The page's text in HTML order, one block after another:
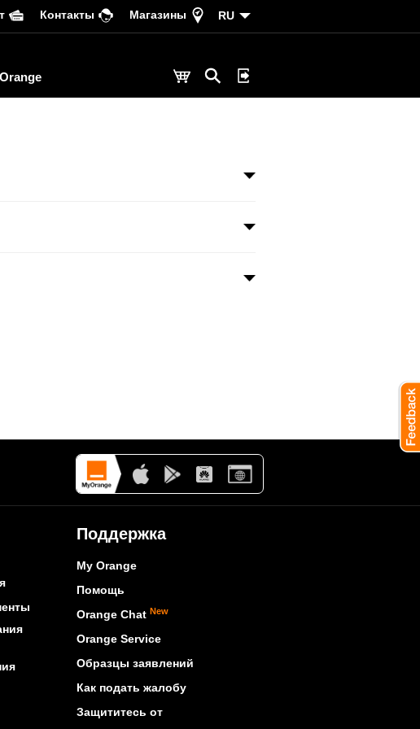
Контакты Магазины RU
Поддержка
My Orange
Помощь
Orange Chat New
Orange Service
Образцы заявлений
Как подать жалобу
Защититесь от